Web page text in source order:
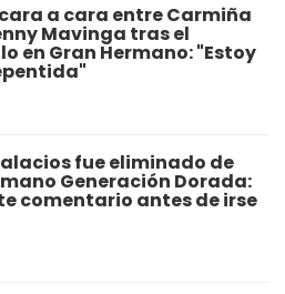
a cara entre Carmiña
Mavinga tras el
en Gran Hermano: "Estoy
fue eliminado de
Generación Dorada:
comentario antes de irse